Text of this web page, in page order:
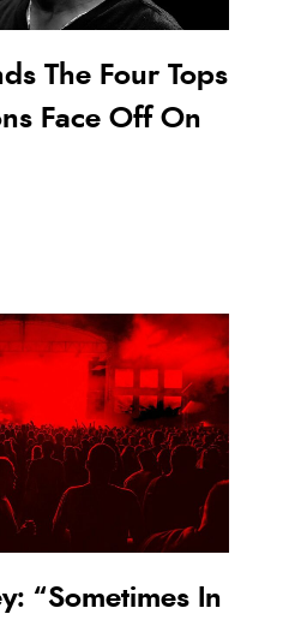
The Four Tops
Face Off On
“Sometimes In